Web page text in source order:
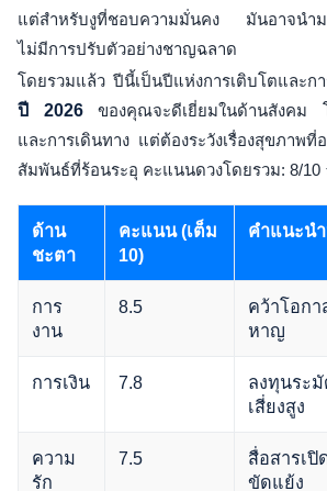
แต่สำหรับงูที่ชอบความมั่นคง มันอาจนำม
ไม่มีการปรับตัวอย่างชาญฉลาด
โดยรวมแล้ว ปีนี้เป็นปีแห่งการเติบโตและก
ปี 2026ของคุณจะดีเยี่ยมในด้านสังคม โ
และการเดินทาง แต่ต้องระวังเรื่องสุขภาพที่
สัมพันธ์ที่ร้อนระอุ คะแนนดวงโดยรวม: 8/10
ด้าน
ชะตา
คะแนน (เต็ม
10)
คำแนะน
การ
งาน
8.5
คว้าโอกา
หาญ
การเงิน 7.8
ลงทุนระมั
เสี่ยงสูง
ความ
รัก
7.5
สื่อสารเปิ
ขัดแย้ง